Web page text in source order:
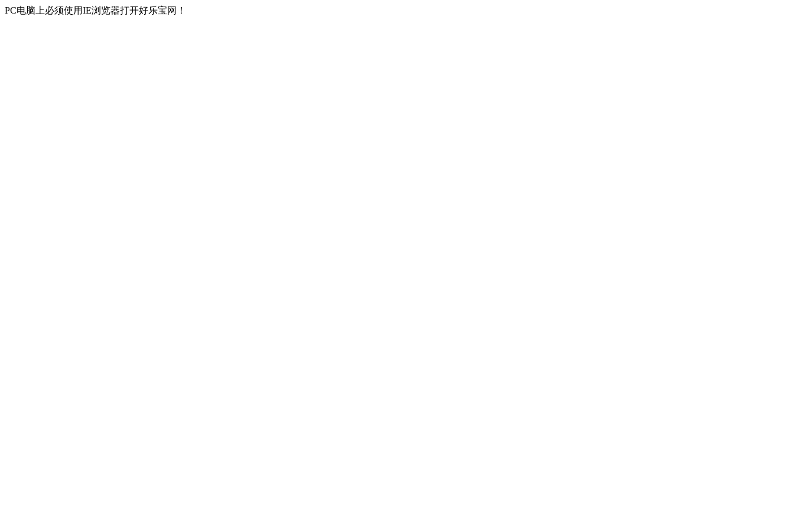
PC电脑上必须使用IE浏览器打开好乐宝网！